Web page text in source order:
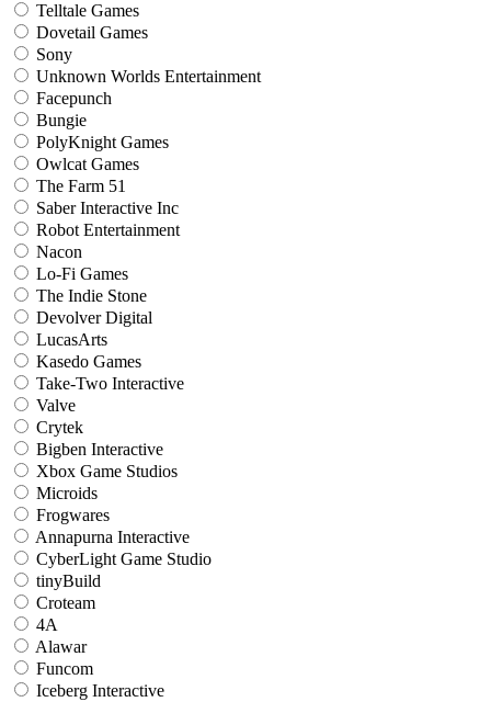
Telltale Games
Dovetail Games
Sony
Unknown Worlds Entertainment
Facepunch
Bungie
PolyKnight Games
Owlcat Games
The Farm 51
Saber Interactive Inc
Robot Entertainment
Nacon
Lo-Fi Games
The Indie Stone
Devolver Digital
LucasArts
Kasedo Games
Take-Two Interactive
Valve
Crytek
Bigben Interactive
Xbox Game Studios
Microids
Frogwares
Annapurna Interactive
CyberLight Game Studio
tinyBuild
Croteam
4A
Alawar
Funcom
Iceberg Interactive